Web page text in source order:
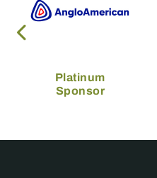
Platinum
Sponsor